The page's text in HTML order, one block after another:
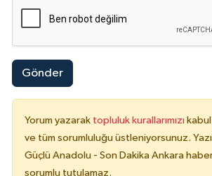
Gönder
Yorum yazarak topluluk kurallarımızı
ve tüm sorumluluğu üstleniyorsunuz.
Güçlü Anadolu - Son Dakika Ankara
sorumlu tutulamaz.